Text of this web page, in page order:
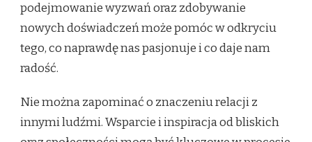
podejmowanie wyzwań oraz zdobywanie
nowych doświadczeń może pomóc w odkryciu
tego, co naprawdę nas pasjonuje i co daje nam
radość.
Nie można zapominać o znaczeniu relacji z
innymi ludźmi. Wsparcie i inspiracja od bliskich